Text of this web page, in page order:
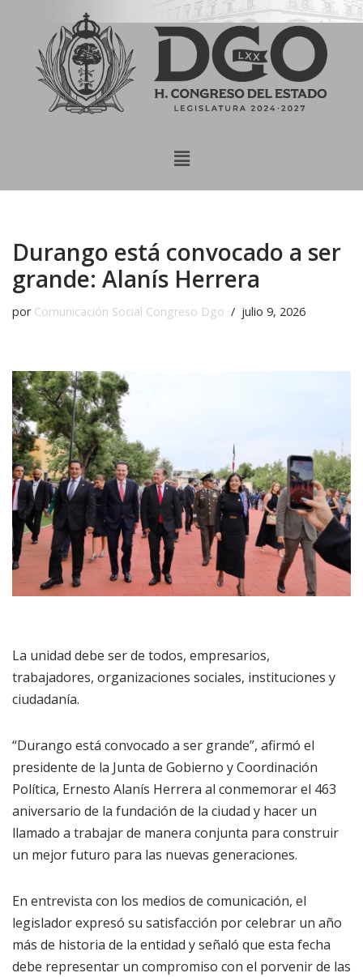
Saltar
contenido
Durango está convocado a ser
grande: Alanís Herrera
por Comunicación Social Congreso Dgo julio 9, 2026
La unidad debe ser de todos, empresarios,
trabajadores, organizaciones sociales, instituciones y
ciudadanía.
“Durango está convocado a ser grande”, afirmó el
presidente de la Junta de Gobierno y Coordinación
Política, Ernesto Alanís Herrera al conmemorar el 463
aniversario de la fundación de la ciudad y hacer un
llamado a trabajar de manera conjunta para construir
un mejor futuro para las nuevas generaciones.
En entrevista con los medios de comunicación, el
legislador expresó su satisfacción por celebrar un año
más de historia de la entidad y señaló que esta fecha
debe representar un compromiso con el porvenir de las